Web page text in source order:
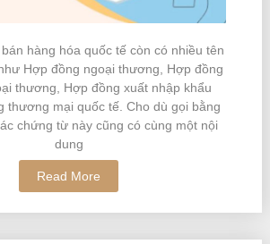
hàng hóa quốc tế còn có nhiều tên
Hợp đồng ngoại thương, Hợp đồng
thương, Hợp đồng xuất nhập khẩu
thương mại quốc tế. Cho dù gọi bằng
chứng từ này cũng có cùng một nội
dung
Read More